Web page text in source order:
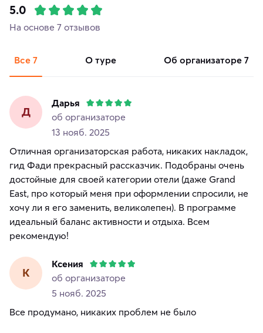
5.0
На основе 7 отзывов
Все 7 о туре об организаторе 7
Д
Дарья
об организаторе
13 нояб. 2025
Отличная организаторская работа, никаких накладок,
гид Фади прекрасный рассказчик. Подобраны очень
достойные для своей категории отели (даже Grand
East, про который меня при оформлении спросили, не
хочу ли я его заменить, великолепен). В программе
идеальный баланс активности и отдыха. Всем
рекомендую!
К
Ксения
об организаторе
5 нояб. 2025
Все продумано, никаких проблем не было